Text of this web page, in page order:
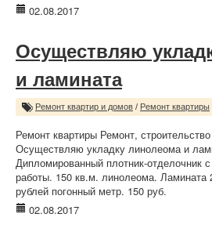
02.08.2017
Осуществляю
и ламината
Ремонт квартир и домов / Ремонт квартиры
Ремонт квартиры Ремонт,
Осуществляю укладку линолеома и
Дипломированный плотник-отделочник
работы. 150 кв.м. линолеома. Ламината
рублей погонный метр. 150 руб.
02.08.2017